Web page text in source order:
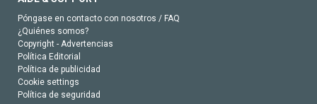
Póngase en contacto con nosotros / FAQ
¿Quiénes somos?
Copyright - Advertencias
Política Editorial
Política de publicidad
Cookie settings
Política de seguridad